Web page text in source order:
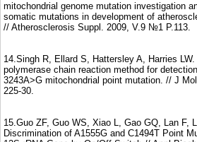
mitochondrial genome mutation investigation
somatic mutations in development of
// Atherosclerosis Suppl. 2009, V.9 №1 P.113.
14.Singh R, Ellard S, Hattersley A, Harries
polymerase chain reaction method for
3243A>G mitochondrial point mutation. // J
225-30.
15.Guo ZF, Guo WS, Xiao L, Gao GQ, Lan F,
Discrimination of A1555G and C1494T Point